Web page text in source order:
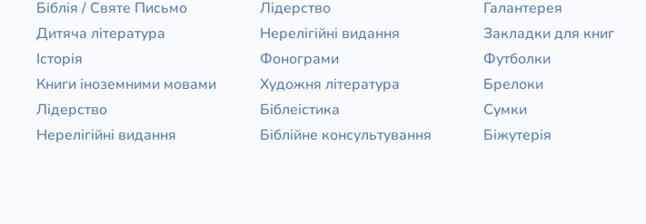
Біблія / Святе Письмо
Дитяча література
Історія
Книги іноземними мовами
Лідерство
Нерелігійні видання
Лідерство
Нерелігійні видання
Фонограми
Художня література
Біблеістика
Біблійне консультування
Галантерея
Закладки для книг
Футболки
Брелоки
Сумки
Біжутерія